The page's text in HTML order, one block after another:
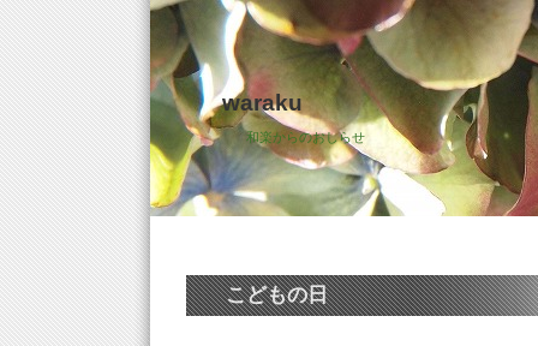
waraku
和楽からのおしらせ
こどもの日